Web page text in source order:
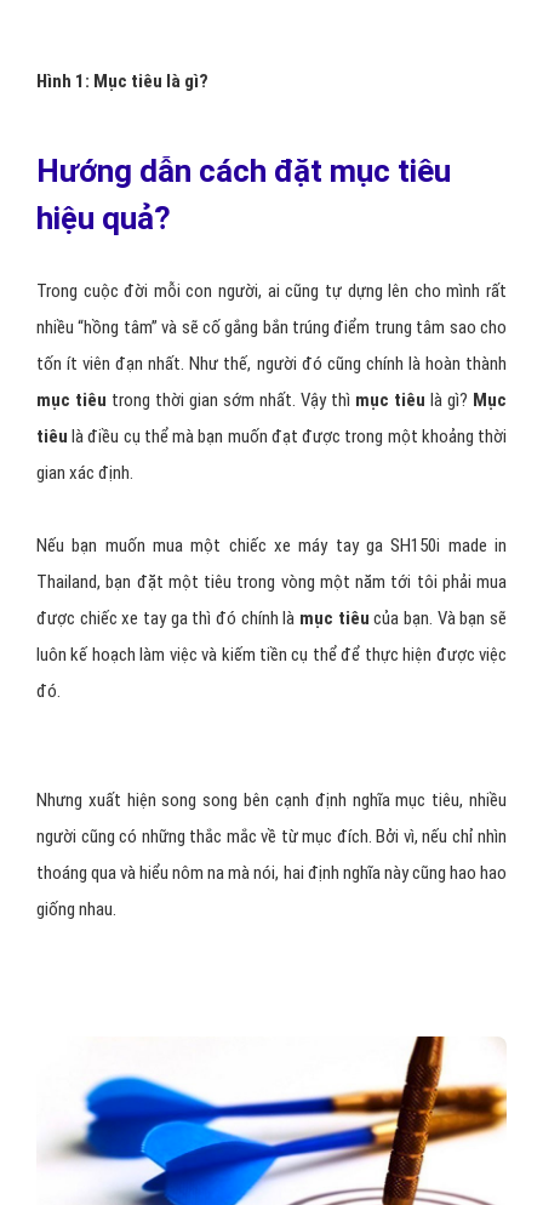
Hình 1: Mục tiêu là gì?
Hướng dẫn cách đặt mục tiêu
hiệu quả?
Trong cuộc đời mỗi con người, ai cũng tự dựng lên cho mình rất
nhiều “hồng tâm” và sẽ cố gắng bắn trúng điểm trung tâm sao cho
tốn ít viên đạn nhất. Như thế, người đó cũng chính là hoàn thành
mục tiêu trong thời gian sớm nhất. Vậy thì mục tiêu là gì? Mục
tiêu là điều cụ thể mà bạn muốn đạt được trong một khoảng thời
gian xác định.
Nếu bạn muốn mua một chiếc xe máy tay ga SH150i made in
Thailand, bạn đặt một tiêu trong vòng một năm tới tôi phải mua
được chiếc xe tay ga thì đó chính là mục tiêu của bạn. Và bạn sẽ
luôn kế hoạch làm việc và kiếm tiền cụ thể để thực hiện được việc
đó.
Nhưng xuất hiện song song bên cạnh định nghĩa mục tiêu, nhiều
người cũng có những thắc mắc về từ mục đích. Bởi vì, nếu chỉ nhìn
thoáng qua và hiểu nôm na mà nói, hai định nghĩa này cũng hao hao
giống nhau.